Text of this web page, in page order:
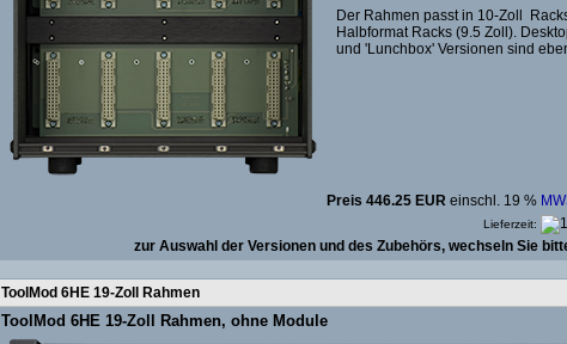
Der Rahmen passt in 10-Zoll
Halbformat Racks (9.5 Zoll).
und 'Lunchbox' Versionen sind
Preis 446.25 EUReinschl. 19 %
Lieferzeit:
zur Auswahl der Versionen und des Zubehörs, wechseln Sie
ToolMod 6HE 19-Zoll Rahmen
ToolMod 6HE 19-Zoll Rahmen, ohne Module